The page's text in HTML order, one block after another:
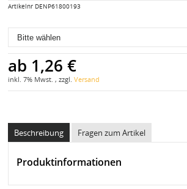
Artikelnr DENP61800193
ab 1,26 €
inkl. 7% Mwst. , zzgl. Versand
Beschreibung Fragen zum Artikel
Produktinformationen